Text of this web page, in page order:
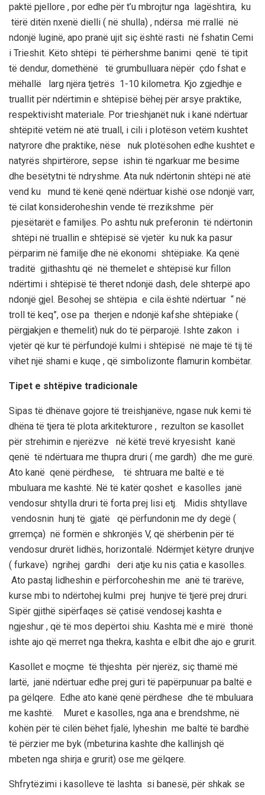
paktë pjellore , por edhe për t’u mbrojtur nga lagështira, ku
tërë ditën nxenë dielli ( në shulla) , ndërsa më rrallë në
ndonjë luginë, apo pranë ujit siç është rasti në fshatin Cemi
i Trieshit. Këto shtëpi të përhershme banimi qenë të tipit
të dendur, domethënë të grumbulluara nëpër çdo fshat e
mëhallë larg njëra tjetrës 1-10 kilometra. Kjo zgjedhje e
truallit për ndërtimin e shtëpisë bëhej për arsye praktike,
respektivisht materiale. Por trieshjanët nuk i kanë ndërtuar
shtëpitë vetëm në atë truall, i cili i plotëson vetëm kushtet
natyrore dhe praktike, nëse nuk plotësohen edhe kushtet e
natyrës shpirtërore, sepse ishin të ngarkuar me besime
dhe besëtytni të ndryshme. Ata nuk ndërtonin shtëpi në atë
vend ku mund të kenë qenë ndërtuar kishë ose ndonjë varr,
të cilat konsideroheshin vende të rrezikshme për
pjesëtarët e familjes. Po ashtu nuk preferonin të ndërtonin
shtëpi në truallin e shtëpisë së vjetër ku nuk ka pasur
përparim në familje dhe në ekonomi shtëpiake. Ka qenë
traditë gjithashtu që në themelet e shtëpisë kur fillon
ndërtimi i shtëpisë të theret ndonjë dash, dele shterpë apo
ndonjë gjel. Besohej se shtëpia e cila është ndërtuar “ në
troll të keq”, ose pa therjen e ndonjë kafshe shtëpiake (
përgjakjen e themelit) nuk do të përparojë. Ishte zakon i
vjetër që kur të përfundojë kulmi i shtëpisë në maje të tij të
vihet një shami e kuqe , që simbolizonte flamurin kombëtar.
Tipet e shtëpive tradicionale
Sipas të dhënave gojore të treishjanëve, ngase nuk kemi të
dhëna të tjera të plota arkitekturore , rezulton se kasollet
për strehimin e njerëzve në këtë trevë kryesisht kanë
qenë të ndërtuara me thupra druri ( me gardh) dhe me gurë.
Ato kanë qenë përdhese, të shtruara me baltë e të
mbuluara me kashtë. Në të katër qoshet e kasolles janë
vendosur shtylla druri të forta prej lisi etj. Midis shtyllave
vendosnin hunj të gjatë që përfundonin me dy degë (
grremça) në formën e shkronjës V, që shërbenin për të
vendosur drurët lidhës, horizontalë. Ndërmjet këtyre drunjve
( furkave) ngrihej gardhi deri atje ku nis çatia e kasolles.
Ato pastaj lidheshin e përforcoheshin me anë të trarëve,
kurse mbi to ndërtohej kulmi prej hunjve të tjerë prej druri.
Sipër gjithë sipërfaqes së çatisë vendosej kashta e
ngjeshur , që të mos depërtoi shiu. Kashta më e mirë thonë
ishte ajo që merret nga thekra, kashta e elbit dhe ajo e grurit.
Kasollet e moçme të thjeshta për njerëz, siç thamë më
lartë, janë ndërtuar edhe prej guri të papërpunuar pa baltë e
pa gëlqere. Edhe ato kanë qenë përdhese dhe të mbuluara
me kashtë. Muret e kasolles, nga ana e brendshme, në
kohën për të cilën bëhet fjalë, lyheshin me baltë të bardhë
të përzier me byk (mbeturina kashte dhe kallinjsh që
mbeten nga shirja e grurit) ose me gëlqere.
Shfrytëzimi i kasolleve të lashta si banesë, për shkak se